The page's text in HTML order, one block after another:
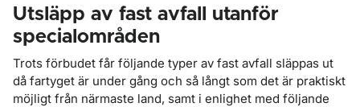
Utsläpp av fast avfall utanför
specialområden
Trots förbudet får följande typer av fast avfall släppas ut
då fartyget är under gång och så långt som det är praktiskt
möjligt från närmaste land, samt i enlighet med följande